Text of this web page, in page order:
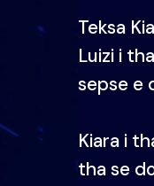
Teksa
Luizi i
sepse e
Kiara i
tha se